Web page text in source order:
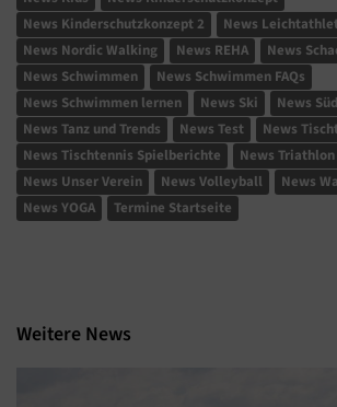
News Kinderschutzkonzept 2
News
News Nordic Walking
News REHA
News
News Schwimmen
News Schwimmen FAQs
News Schwimmen lernen
News Ski
News
News Tanz und Trends
News Test
News
News Tischtennis Spielberichte
News Triathlon
News Unser Verein
News Volleyball
News
News YOGA
Termine Startseite
Weitere News